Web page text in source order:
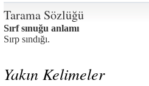
Tarama Sözlüğü
Sırf sınuğu anlamı
Sırp sındığı.
Yakın Kelimeler